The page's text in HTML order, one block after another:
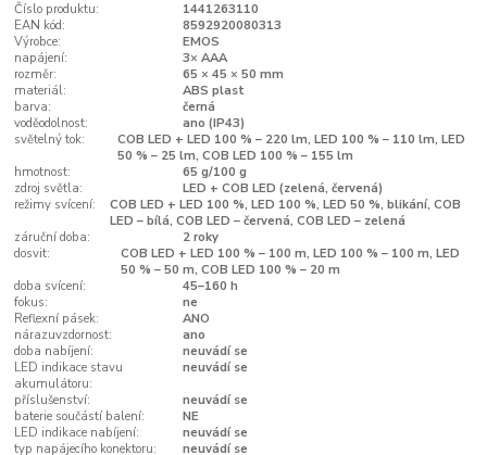
Číslo produktu:
1441263110
EAN kód:
8592920080313
Výrobce:
EMOS
napájení:
3× AAA
rozměr:
65 × 45 × 50 mm
materiál:
ABS plast
barva:
černá
voděodolnost:
ano (IP43)
světelný tok:
COB LED + LED 100 % – 220 lm, LED 100 % – 110 lm, LED
50 % – 25 lm, COB LED 100 % – 155 lm
hmotnost:
65 g/100 g
zdroj světla:
LED + COB LED (zelená, červená)
režimy svícení:
COB LED + LED 100 %, LED 100 %, LED 50 %, blikání, COB
LED – bílá, COB LED – červená, COB LED – zelená
záruční doba:
2 roky
dosvit:
COB LED + LED 100 % – 100 m, LED 100 % – 100 m, LED
50 % – 50 m, COB LED 100 % – 20 m
doba svícení:
45–160 h
fokus:
ne
Reflexní pásek:
ANO
nárazuvzdornost:
ano
doba nabíjení:
neuvádí se
LED indikace stavu
akumulátoru:
neuvádí se
příslušenství:
neuvádí se
baterie součástí balení:
NE
LED indikace nabíjení:
neuvádí se
typ napájecího konektoru:
neuvádí se